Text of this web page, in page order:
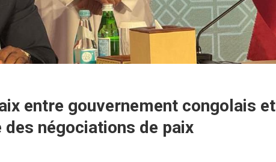
entre gouvernement congolais et
des négociations de paix